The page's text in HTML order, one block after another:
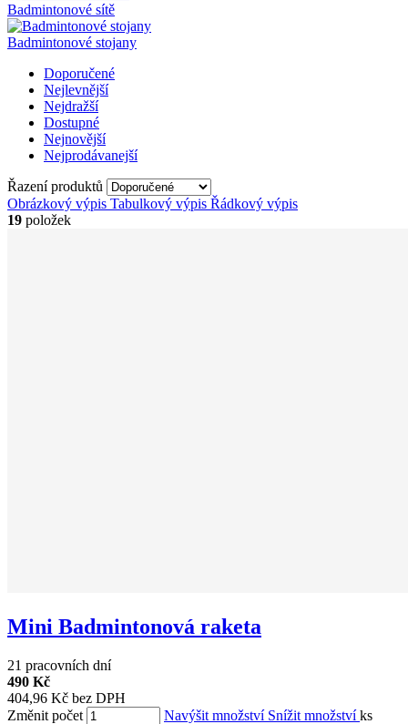
Badmintonové sítě
Badmintonové stojany
Doporučené
Nejlevnější
Nejdražší
Dostupné
Nejnovější
Nejprodávanejší
Řazení produktů
Obrázkový výpis Tabulkový výpis Řádkový výpis
19 položek
Mini Badmintonová raketa
21 pracovních dní
490 Kč
404,96 Kč bez DPH
Změnit počet
Navýšit množství Snížit množstvíks